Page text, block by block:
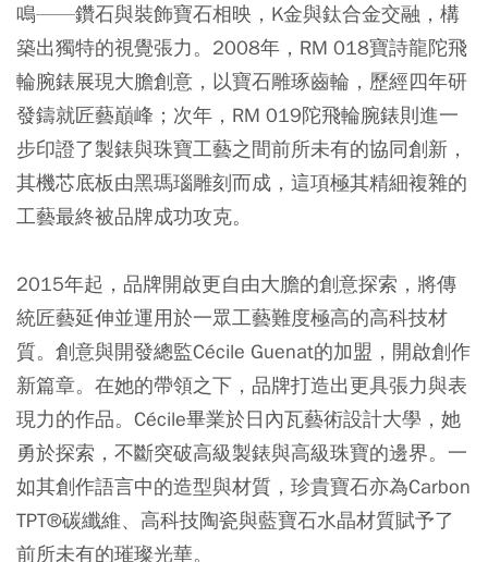
鳴——鑽石與裝飾寶石相映，K金與鈦合金交融，構
築出獨特的視覺張力。2008年，RM 018寶詩龍陀飛
輪腕錶展現大膽創意，以寶石雕琢齒輪，歷經四年研
發鑄就匠藝巔峰；次年，RM 019陀飛輪腕錶則進一
步印證了製錶與珠寶工藝之間前所未有的協同創新，
其機芯底板由黑瑪瑙雕刻而成，這項極其精細複雜的
工藝最終被品牌成功攻克。
2015年起，品牌開啟更自由大膽的創意探索，將傳
統匠藝延伸並運用於一眾工藝難度極高的高科技材
質。創意與開發總監Cécile Guenat的加盟，開啟創作
新篇章。在她的帶領之下，品牌打造出更具張力與表
現力的作品。Cécile畢業於日內瓦藝術設計大學，她
勇於探索，不斷突破高級製錶與高級珠寶的邊界。一
如其創作語言中的造型與材質，珍貴寶石亦為Carbon
TPT®碳纖維、高科技陶瓷與藍寶石水晶材質賦予了
前所未有的璀璨光華。